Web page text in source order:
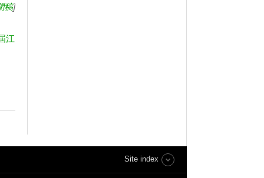
稿]
江
Site index